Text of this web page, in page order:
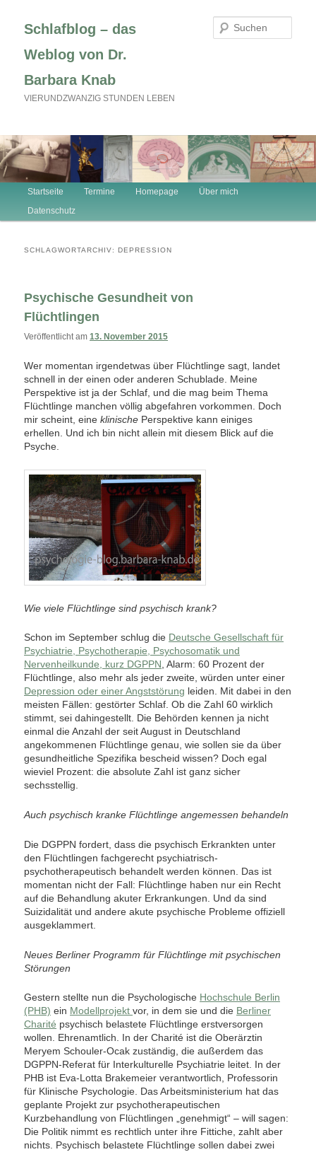
Inhalt
InhaltSchlafblog – das
Weblog von Dr.
Barbara Knab
VIERUNDZWANZIG STUNDEN LEBEN
Hauptmenü
Startseite Termine Homepage
Über mich
Datenschutz
SCHLAGWORTARCHIV:DEPRESSION
Psychische Gesundheit von
Flüchtlingen
Veröffentlicht am13. November 2015
Wer momentan irgendetwas über Flüchtlinge sagt, landet
schnell in der einen oder anderen Schublade. Meine
Perspektive ist ja der Schlaf, und die mag beim Thema
Flüchtlinge manchen völlig abgefahren vorkommen. Doch
mir scheint, eineklinische Perspektive kann einiges
erhellen. Und ich bin nicht allein mit diesem Blick auf die
Psyche.
Wie viele Flüchtlinge sind psychisch krank?
Schon im September schlug die Deutsche Gesellschaft für
Psychiatrie, Psychotherapie, Psychosomatik und
Nervenheilkunde, kurz DGPPN, Alarm: 60 Prozent der
Flüchtlinge, also mehr als jeder zweite, würden unter einer
Depression oder einer Angststörung leiden. Mit dabei in den
meisten Fällen: gestörter Schlaf. Ob die Zahl 60 wirklich
stimmt, sei dahingestellt. Die Behörden kennen ja nicht
einmal die Anzahl der seit August in Deutschland
angekommenen Flüchtlinge genau, wie sollen sie da über
gesundheitliche Spezifika bescheid wissen? Doch egal
wieviel Prozent: die absolute Zahl ist ganz sicher
sechsstellig.
Auch psychisch kranke Flüchtlinge angemessen behandeln
Die DGPPN fordert, dass die psychisch Erkrankten unter
den Flüchtlingen fachgerecht psychiatrisch-
psychotherapeutisch behandelt werden können. Das ist
momentan nicht der Fall: Flüchtlinge haben nur ein Recht
auf die Behandlung akuter Erkrankungen. Und da sind
Suizidalität und andere akute psychische Probleme offiziell
ausgeklammert.
Neues Berliner Programm für Flüchtlinge mit psychischen
Störungen
Gestern stellte nun die Psychologische Hochschule Berlin
(PHB) ein Modellprojektvor, in dem sie und die Berliner
Charité psychisch belastete Flüchtlinge erstversorgen
wollen. Ehrenamtlich. In der Charité ist die Oberärztin
Meryem Schouler-Ocak zuständig, die außerdem das
DGPPN-Referat für Interkulturelle Psychiatrie leitet. In der
PHB ist Eva-Lotta Brakemeier verantwortlich, Professorin
für Klinische Psychologie. Das Arbeitsministerium hat das
geplante Projekt zur psychotherapeutischen
Kurzbehandlung von Flüchtlingen „genehmigt“ – will sagen:
Die Politik nimmt es rechtlich unter ihre Fittiche, zahlt aber
nichts. Psychisch belastete Flüchtlinge sollen dabei zwei